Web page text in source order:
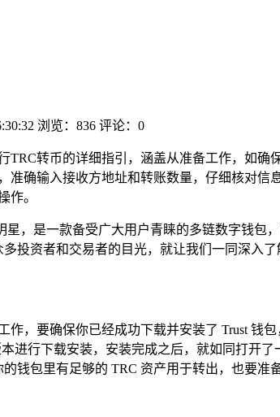
浏览：836 评论：0
TRC转币的详细指引，涵盖从准备工作，如
准确输入接收方地址和转账数量，仔细核对
作。
，是一款备受广大用户青睐的多链数字钱
投资者和交易者的目光，就让我们一同深入了
，要确保你已经成功下载并安装了 Trust 钱
进行下载安装，安装完成之后，就如同打开
钱包里有足够的 TRC 资产用于转出，也要